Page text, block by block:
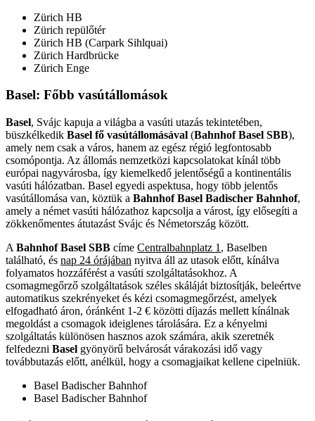
Zürich HB
Zürich repülőtér
Zürich HB (Carpark Sihlquai)
Zürich Hardbrücke
Zürich Enge
Basel: Főbb vasútállomások
Basel, Svájc kapuja a világba a vasúti utazás tekintetében,
büszkélkedik Basel fő vasútállomásával (Bahnhof Basel SBB),
amely nem csak a város, hanem az egész régió legfontosabb
csomópontja. Az állomás nemzetközi kapcsolatokat kínál több
európai nagyvárosba, így kiemelkedő jelentőségű a kontinentális
vasúti hálózatban. Basel egyedi aspektusa, hogy több jelentős
vasútállomása van, köztük a Bahnhof Basel Badischer Bahnhof,
amely a német vasúti hálózathoz kapcsolja a várost, így elősegíti a
zökkenőmentes átutazást Svájc és Németország között.
A Bahnhof Basel SBB címe Centralbahnplatz 1 , Baselben
található, és nap 24 órájában nyitva áll az utasok előtt, kínálva
folyamatos hozzáférést a vasúti szolgáltatásokhoz. A
csomagmegőrző szolgáltatások széles skáláját biztosítják, beleértve
automatikus szekrényeket és kézi csomagmegőrzést, amelyek
elfogadható áron, óránként 1-2 € közötti díjazás mellett kínálnak
megoldást a csomagok ideiglenes tárolására. Ez a kényelmi
szolgáltatás különösen hasznos azok számára, akik szeretnék
felfedezni Basel gyönyörű belvárosát várakozási idő vagy
továbbutazás előtt, anélkül, hogy a csomagjaikat kellene cipelniük.
Basel Badischer Bahnhof
Basel Badischer Bahnhof